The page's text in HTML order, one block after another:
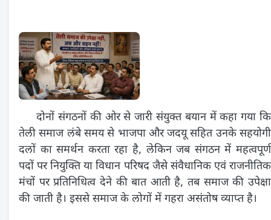
दोनों संगठनों की ओर से जारी संयुक्त बयान में कहा गया कि
तेली समाज लंबे समय से भाजपा और जदयू सहित उनके सहयोगी
दलों का समर्थन करता रहा है, लेकिन जब संगठन में महत्वपूर्ण
पदों पर नियुक्ति या विधान परिषद जैसे संवैधानिक एवं राजनीतिक
मंचों पर प्रतिनिधित्व देने की बात आती है, तब समाज की उपेक्षा
की जाती है। इससे समाज के लोगों में गहरा असंतोष व्याप्त है।